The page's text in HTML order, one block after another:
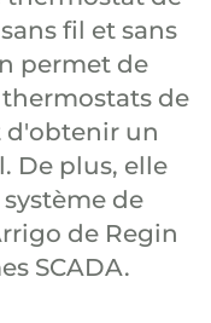
fil et sans
permet de
de
d'obtenir un
De plus, elle
de
de Regin
SCADA.